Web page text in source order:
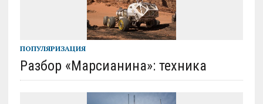
ПОПУЛЯРИЗАЦИЯ
Разбор «Марсианина»: техника